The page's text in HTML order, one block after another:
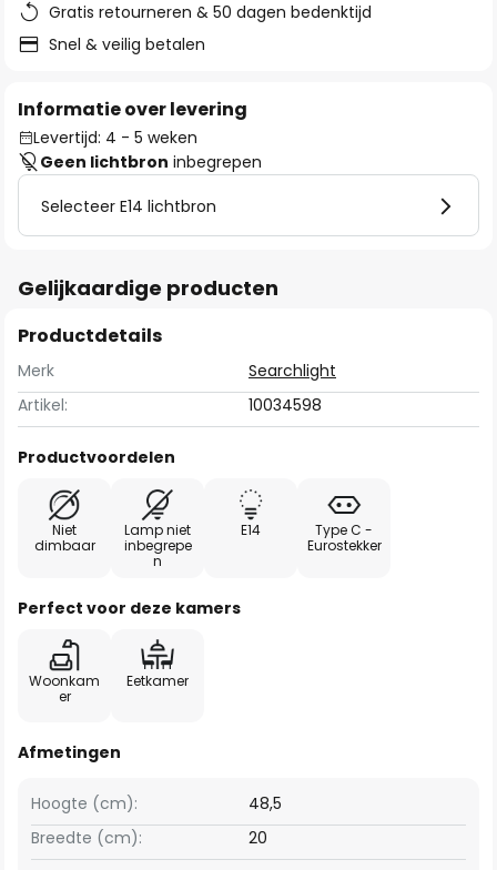
Gratis retourneren & 50 dagen bedenktijd
Snel & veilig betalen
Informatie over levering
Levertijd: 4 - 5 weken
Geen lichtbron inbegrepen
Selecteer E14 lichtbron
Gelijkaardige producten
Productdetails
Merk
Searchlight
Artikel:
10034598
Productvoordelen
Niet
dimbaar
Lamp niet
inbegrepe
n
E14
Type C -
Eurostekker
Perfect voor deze kamers
Woonkam
er
Eetkamer
Afmetingen
Breedte (cm): 20
Hoogte (cm): 48,5